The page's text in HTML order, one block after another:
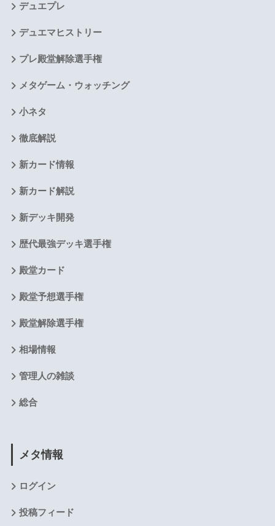
デュエプレ
デュエマヒストリー
プレ殿堂解除選手権
メタゲーム・ウォッチング
小ネタ
徹底解説
新カード情報
新カード解説
新デッキ開発
歴代最強デッキ選手権
殿堂カード
殿堂予想選手権
殿堂解除選手権
相場情報
管理人の雑談
総合
メタ情報
ログイン
投稿フィード